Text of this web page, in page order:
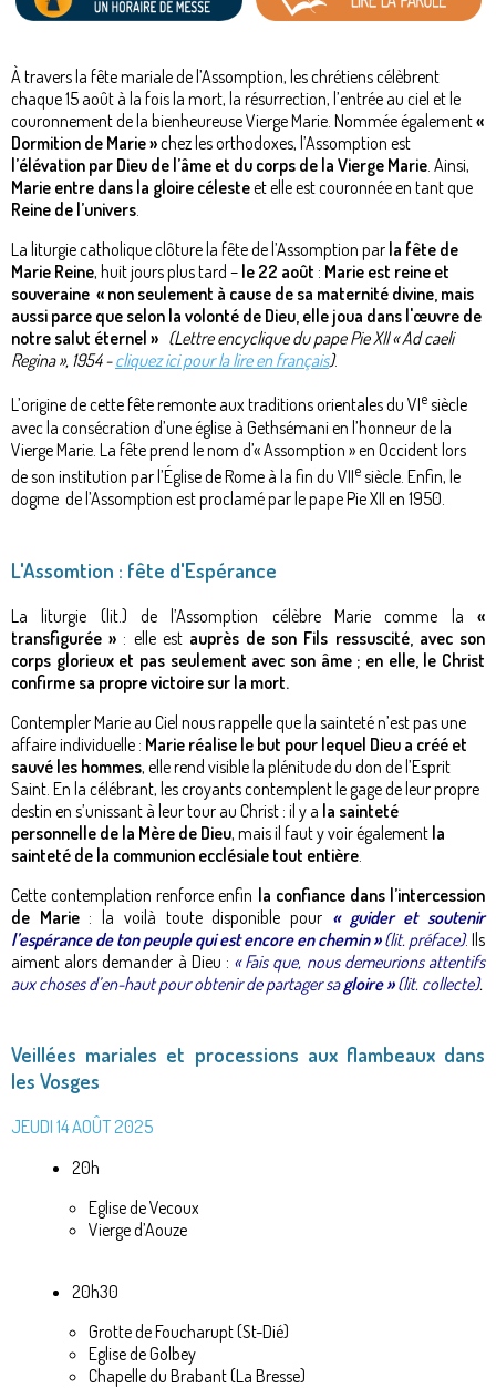
À travers la fête mariale de l’Assomption, les chrétiens célèbrent
chaque 15 août à la fois la mort, la résurrection, l’entrée au ciel et le
couronnement de la bienheureuse Vierge Marie. Nommée également«
Dormition de Marie »chez les orthodoxes, l’Assomption est
l’élévation par Dieu de l’âme et du corps de la Vierge Marie. Ainsi,
Marie entre dans la gloire célesteet elle est couronnée en tant que
Reine de l’univers.
La liturgie catholique clôture la fête de l’Assomption par la fête de
Marie Reine, huit jours plus tard – le 22 août : Marie est reine et
souveraine « non seulement à cause de sa maternité divine, mais
aussi parce que selon la volonté de Dieu, elle joua dans l'œuvre de
notre salut éternel » (Lettre encyclique du pape Pie XII « Ad caeli
Regina », 1954 -cliquez ici pour la lire en français).
L’origine de cette fête remonte aux traditions orientales du VIesiècle
avec la consécration d’une église à Gethsémani en l’honneur de la
Vierge Marie. La fête prend le nom d’« Assomption » en Occident lors
de son institution par l’Église de Rome à la fin du VIIesiècle. Enfin, le
dogme de l’Assomption est proclamé par le pape Pie XII en 1950.
L'Assomtion : fête d'Espérance
La liturgie (lit.) de l’Assomption célèbre Marie comme la «
transfigurée » : elle estauprès de son Fils ressuscité, avec son
corps glorieux et pas seulement avec son âme ; en elle, le Christ
confirme sa propre victoire sur la mort.
Contempler Marie au Ciel nous rappelle que la sainteté n’est pas une
affaire individuelle : Marie réalise le but pour lequel Dieu a créé et
sauvé les hommes, elle rend visible la plénitude du don de l’Esprit
Saint. En la célébrant, les croyants contemplent le gage de leur propre
destin en s’unissant à leur tour au Christ : il y a la sainteté
personnelle de la Mère de Dieu, mais il faut y voir également la
sainteté de la communion ecclésiale tout entière
Cette contemplation renforce enfin la confiance dans l’intercession
de Marie : la voilà toute disponible pour « guider et soutenir
l’espérance de ton peuple qui est encore en chemin »(lit. préface). Ils
aiment alors demander à Dieu : « Fais que, nous demeurions attentifs
aux choses d’en-haut pour obtenir de partager sagloire »(lit. collecte).
Veillées mariales et processions aux flambeaux dans
les Vosges
JEUDI 14 AOÛT 2025
20h
Eglise de Vecoux
Vierge d’Aouze
20h30
Grotte de Foucharupt (St-Dié)
Eglise de Golbey
Chapelle du Brabant (La Bresse)